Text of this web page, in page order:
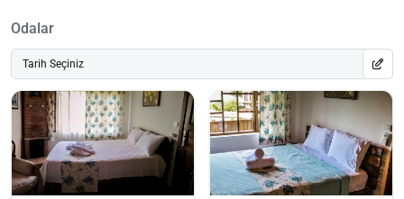
Odalar
Tarih Seçiniz